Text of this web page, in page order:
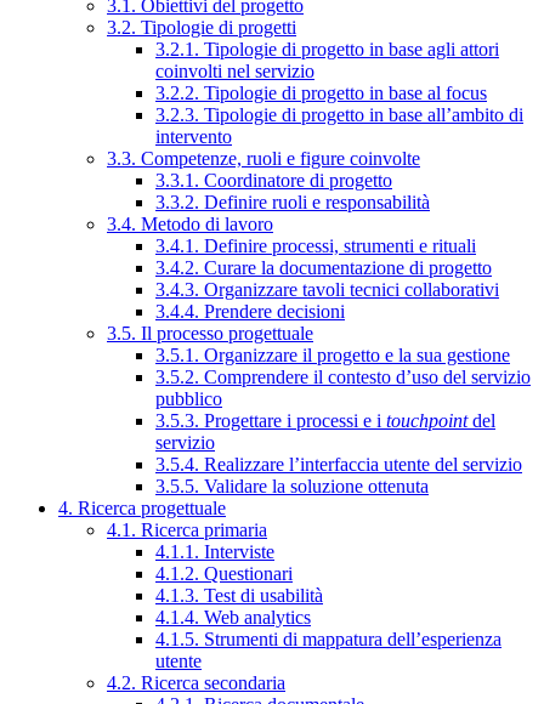
3.1. Obiettivi del progetto
3.2. Tipologie di progetti
3.2.1. Tipologie di progetto in base agli attori
coinvolti nel servizio
3.2.2. Tipologie di progetto in base al focus
3.2.3. Tipologie di progetto in base all’ambito di
intervento
3.3. Competenze, ruoli e figure coinvolte
3.3.1. Coordinatore di progetto
3.3.2. Definire ruoli e responsabilità
3.4. Metodo di lavoro
3.4.1. Definire processi, strumenti e rituali
3.4.2. Curare la documentazione di progetto
3.4.3. Organizzare tavoli tecnici collaborativi
3.4.4. Prendere decisioni
3.5. Il processo progettuale
3.5.1. Organizzare il progetto e la sua gestione
3.5.2. Comprendere il contesto d’uso del servizio
pubblico
3.5.3. Progettare i processi e i touchpointdel
servizio
3.5.4. Realizzare l’interfaccia utente del servizio
3.5.5. Validare la soluzione ottenuta
4. Ricerca progettuale
4.1. Ricerca primaria
4.1.1. Interviste
4.1.2. Questionari
4.1.3. Test di usabilità
4.1.4. Web analytics
4.1.5. Strumenti di mappatura dell’esperienza
utente
4.2. Ricerca secondaria